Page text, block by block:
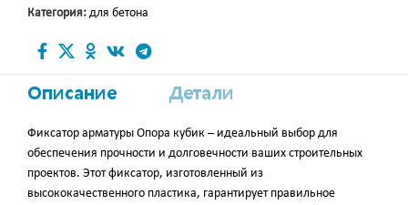
Категория: для бетона
Описание Детали
Фиксатор арматуры Опора кубик – идеальный выбор для
обеспечения прочности и долговечности ваших строительных
проектов. Этот фиксатор, изготовленный из
высококачественного пластика, гарантирует правильное